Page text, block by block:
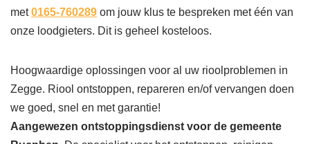
met0165-760289 om jouw klus te bespreken met één van
onze loodgieters. Dit is geheel kosteloos.
Hoogwaardige oplossingen voor al uw rioolproblemen in
Zegge. Riool ontstoppen, repareren en/of vervangen doen
we goed, snel en met garantie!
Aangewezen ontstoppingsdienst voor de gemeente